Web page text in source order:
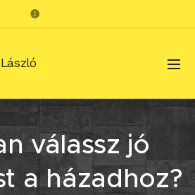
válassz jó
a házadhoz?